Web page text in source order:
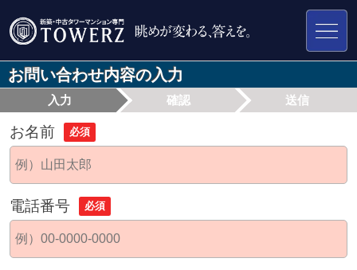
お問い合わせ内容の入力
入力 確認 送信
お名前 必須
電話番号 必須